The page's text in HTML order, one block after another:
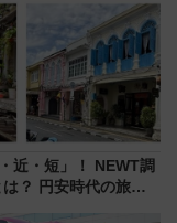
近・短」！ NEWT調
？ 円安時代の旅行